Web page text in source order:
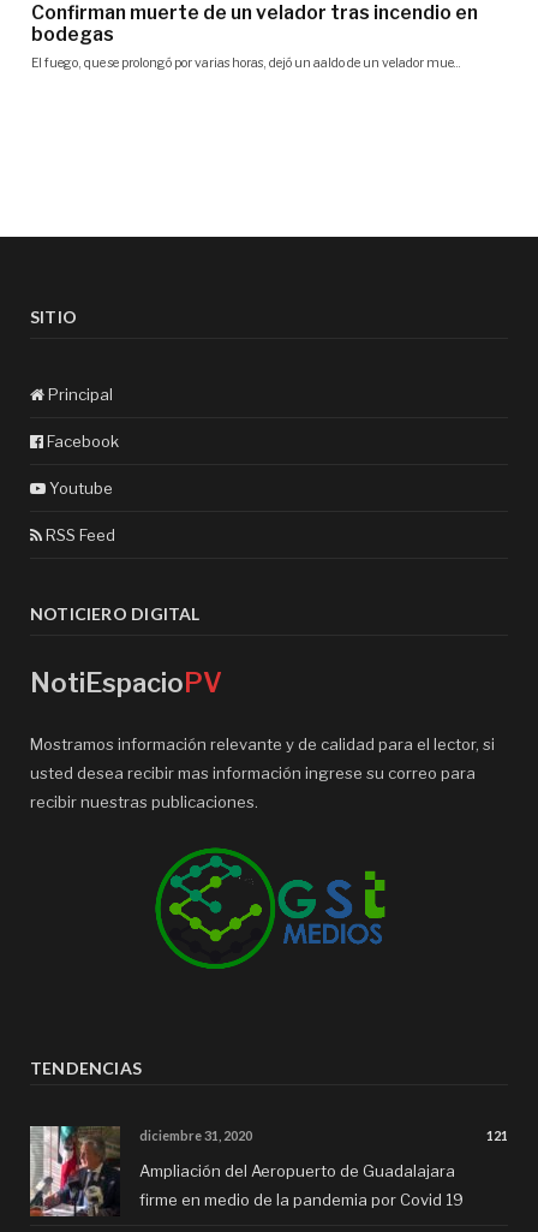
SITIO
Principal
Facebook
Youtube
RSS Feed
NOTICIERO DIGITAL
NotiEspacioPV
Mostramos información relevante y de calidad para el lector, si
usted desea recibir mas información ingrese su correo para
recibir nuestras publicaciones.
TENDENCIAS
diciembre 31, 2020 121
Ampliación del Aeropuerto de Guadalajara
firme en medio de la pandemia por Covid 19